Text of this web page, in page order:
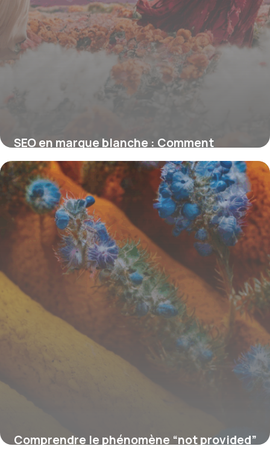
SEO en marque blanche : Comment
propulser votre agence et fidéliser vos
clients
16 juin 2026
Comprendre le phénomène “not provided”